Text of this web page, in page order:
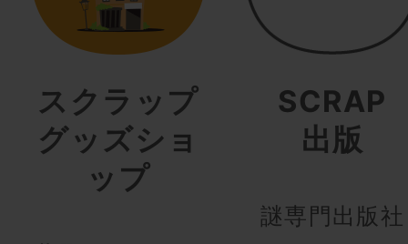
スクラップ
グッズショ
ップ
SCRAP
出版
謎専門出版社